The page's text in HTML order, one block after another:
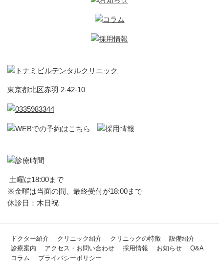
東京都北区赤羽 2-42-10
土曜は18:00まで
※金曜は当面の間、最終受付が18:00まで
休診日：木日祝
ドクター紹介 クリニック紹介 クリニックの特徴
設備紹介
診療案内
アクセス・お問い合わせ 採用情報 お知らせ
Q&A
コラム
プライバシーポリシー